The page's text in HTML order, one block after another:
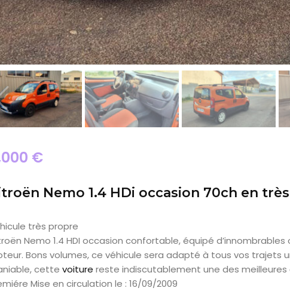
€
Nemo 1.4 HDi occasion 70ch en
très propre
Nemo 1.4 HDI occasion confortable, équipé
Bons volumes, ce véhicule sera adapté à tous vos trajets
cette voiture reste indiscutablement une des
Mise en circulation le : 16/09/2009